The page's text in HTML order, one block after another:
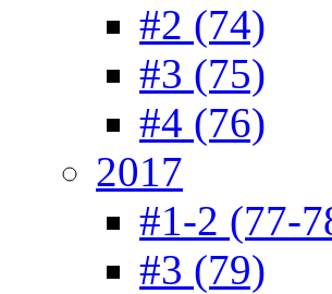
#2 (74)
#3 (75)
#4 (76)
2017
#1-2 (77-
#3 (79)